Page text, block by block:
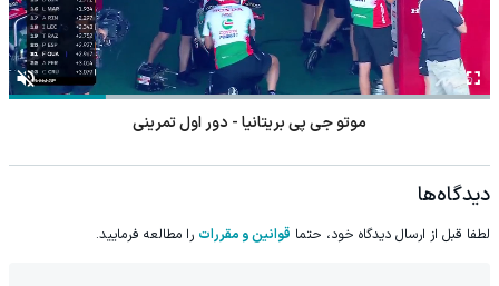
موتو جی پی بریتانیا - دور اول تمرینی
دیدگاه‌ها
لطفا قبل از ارسال دیدگاه خود، حتما قوانین و مقررات را مطالعه فرمایید.